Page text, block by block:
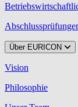
Über EURICON
Vision
Philosophie